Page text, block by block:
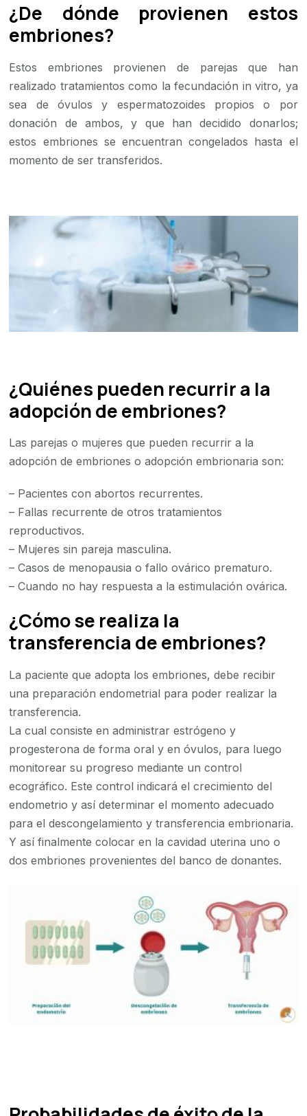
¿De dónde provienen estos
embriones?
Estos embriones provienen de parejas que han
realizado tratamientos como la fecundación in vitro, ya
sea de óvulos y espermatozoides propios o por
donación de ambos, y que han decidido donarlos;
estos embriones se encuentran congelados hasta el
momento de ser transferidos.
¿Quiénes pueden recurrir a la
adopción de embriones?
Las parejas o mujeres que pueden recurrir a la
adopción de embriones o adopción embrionaria son:
– Pacientes con abortos recurrentes.
– Fallas recurrente de otros tratamientos
reproductivos.
– Mujeres sin pareja masculina.
– Casos de menopausia o fallo ovárico prematuro.
– Cuando no hay respuesta a la estimulación ovárica.
¿Cómo se realiza la
transferencia de embriones?
La paciente que adopta los embriones, debe recibir
una preparación endometrial para poder realizar la
transferencia.
La cual consiste en administrar estrógeno y
progesterona de forma oral y en óvulos, para luego
monitorear su progreso mediante un control
ecográfico. Este control indicará el crecimiento del
endometrio y así determinar el momento adecuado
para el descongelamiento y transferencia embrionaria.
Y así finalmente colocar en la cavidad uterina uno o
dos embriones provenientes del banco de donantes.